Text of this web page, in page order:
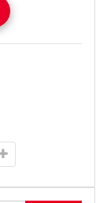
Kärntens.
als
und durfte
Wahl.
und den